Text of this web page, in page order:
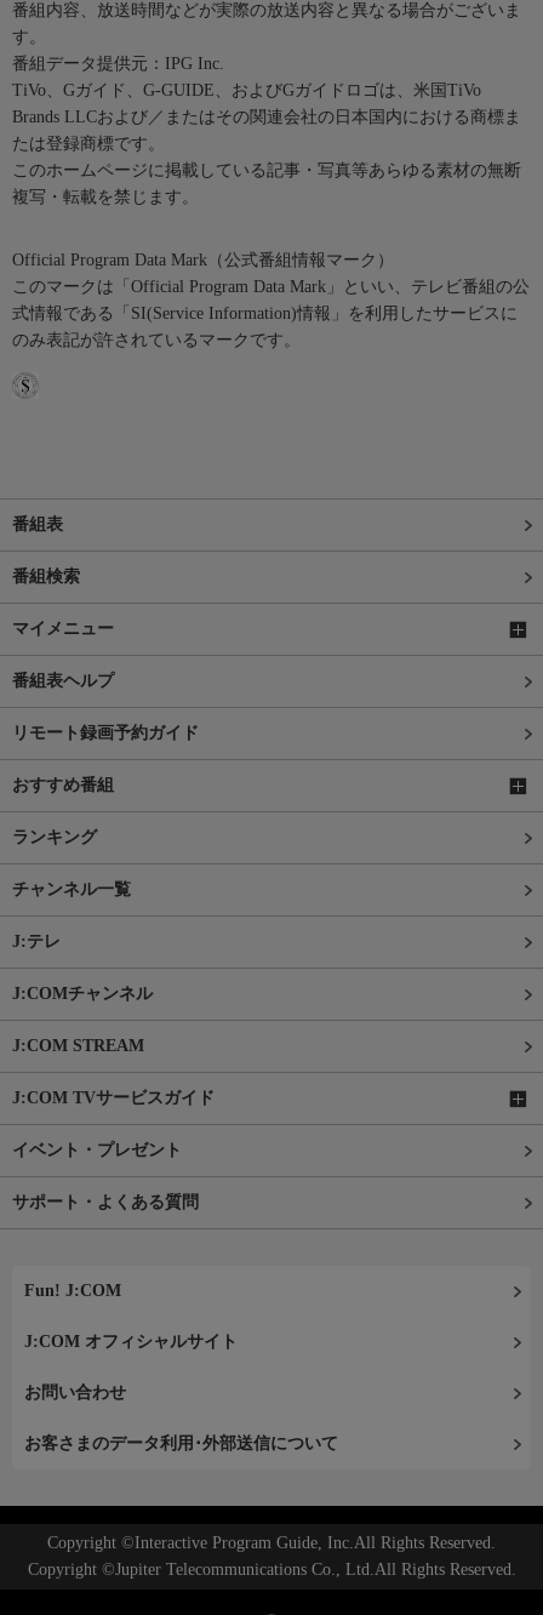
番組内容、放送時間などが実際の放送内容と異なる場合がございま
す。
番組データ提供元：IPG Inc.
TiVo、Gガイド、G-GUIDE、およびGガイドロゴは、米国TiVo
Brands LLCおよび／またはその関連会社の日本国内における商標ま
たは登録商標です。
このホームページに掲載している記事・写真等あらゆる素材の無断
複写・転載を禁じます。
Official Program Data Mark（公式番組情報マーク）
このマークは「Official Program Data Mark」といい、テレビ番組の公
式情報である「SI(Service Information)情報」を利用したサービスに
のみ表記が許されているマークです。
番組表
番組検索
マイメニュー
番組表ヘルプ
リモート録画予約ガイド
おすすめ番組
ランキング
チャンネル一覧
J:テレ
J:COMチャンネル
J:COM STREAM
J:COM TVサービスガイド
イベント・プレゼント
サポート・よくある質問
Fun! J:COM
J:COM オフィシャルサイト
お問い合わせ
お客さまのデータ利用･外部送信について
Copyright ©Interactive Program Guide, Inc.All Rights Reserved.
Copyright ©Jupiter Telecommunications Co., Ltd.All Rights Reserved.